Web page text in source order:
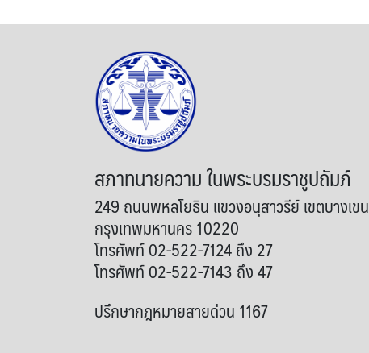
สภาทนายความ ในพระบรมราชูปถัมภ์
249 ถนนพหลโยธิน แขวงอนุสาวรีย์ เขตบางเขน
กรุงเทพมหานคร 10220
โทรศัพท์ 02-522-7124 ถึง 27
โทรศัพท์ 02-522-7143 ถึง 47
ปรึกษากฎหมายสายด่วน 1167